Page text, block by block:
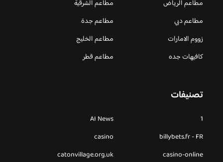
مطاعم الرياض
مطاعم الشرقية
مطاعم دبي
مطاعم جدة
زووم الامارات
مطاعم الخليج
كافيهات جده
مطاعم قطر
تصنيفات
1
AI News
billybets.fr - FR
casino
casino-online
catonvillage.org.uk